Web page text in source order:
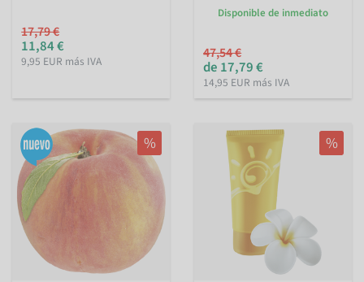
17,79 €
11,84 €
9,95 EUR más IVA
Disponible de inmediato
47,54 €
de 17,79 €
14,95 EUR más IVA
% %